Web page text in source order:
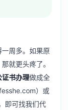
周多。如果原
就更头疼了。
证书办理做成全
）或
即可找我们代